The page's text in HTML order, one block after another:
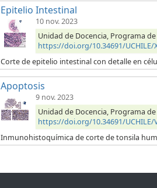
Epitelio Intestinal
10 nov. 2023
Unidad de Docencia, Programa
https://doi.org/10.34691/UCHILE/
Corte de epitelio intestinal con detalle en
Apoptosis
9 nov. 2023
Unidad de Docencia, Programa
https://doi.org/10.34691/UCHILE/
Inmunohistoquímica de corte de tonsila